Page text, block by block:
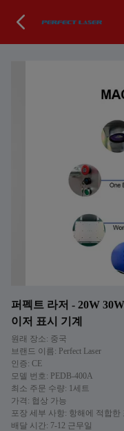
퍼펙트 라저 - 20W
이저 표시 기계
원래 장소: 중국
브랜드 이름: Perfect Laser
인증: CE
모델 번호: PEDB-400A
최소 주문 수량: 1세트
가격: 협상 가능
포장 세부 사항: 항해에 적합
배달 시간: 7-12 근무일